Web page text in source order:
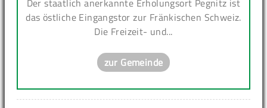
Der staatlich anerkannte Erholungsort Pegnitz ist
das östliche Eingangstor zur Fränkischen Schweiz.
Die Freizeit- und...
zur Gemeinde